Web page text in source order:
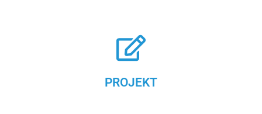
PROJEKT